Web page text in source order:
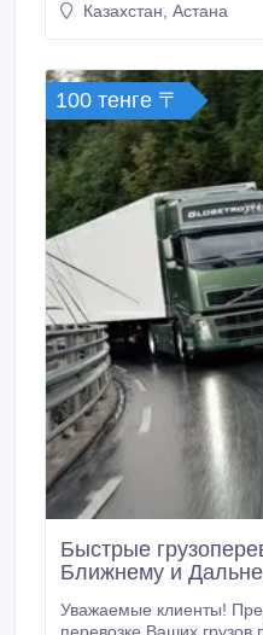
Казахстан, Астана
100 тенге 〒
Быстрые
Ближнему и
Уважаемые клиенты! Предлагаем услуги по